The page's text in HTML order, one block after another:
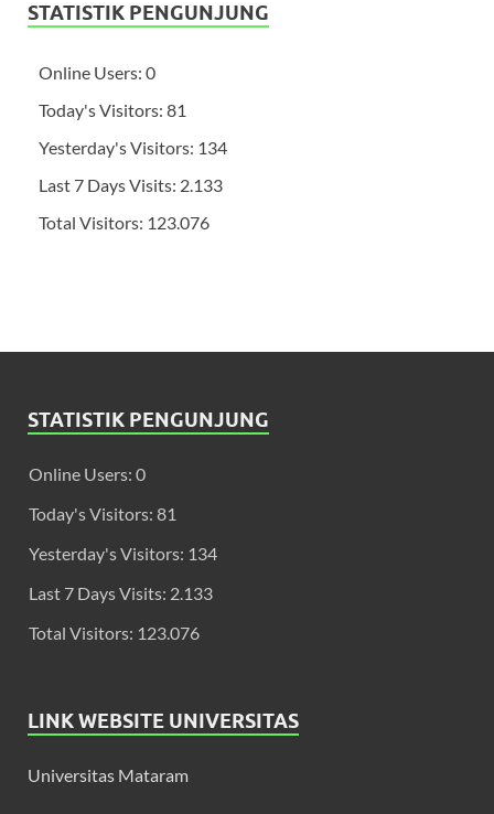
STATISTIK PENGUNJUNG
Online Users: 0
Today's Visitors: 81
Yesterday's Visitors: 134
Last 7 Days Visits: 2.133
Total Visitors: 123.076
STATISTIK PENGUNJUNG
Online Users: 0
Today's Visitors: 81
Yesterday's Visitors: 134
Last 7 Days Visits: 2.133
Total Visitors: 123.076
LINK WEBSITE UNIVERSITAS
Universitas Mataram